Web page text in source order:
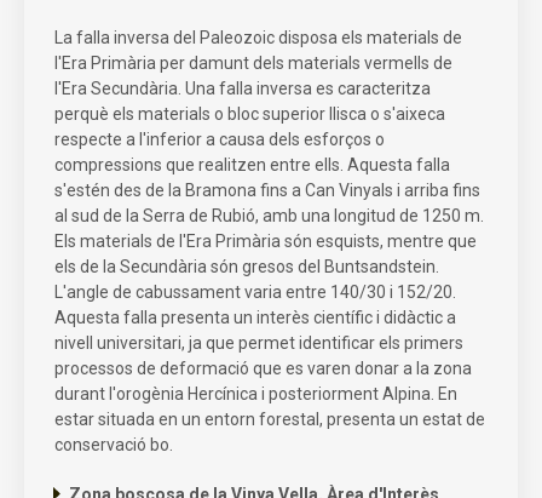
La falla inversa del Paleozoic disposa els materials de
l'Era Primària per damunt dels materials vermells de
l'Era Secundària. Una falla inversa es caracteritza
perquè els materials o bloc superior llisca o s'aixeca
respecte a l'inferior a causa dels esforços o
compressions que realitzen entre ells. Aquesta falla
s'estén des de la Bramona fins a Can Vinyals i arriba fins
al sud de la Serra de Rubió, amb una longitud de 1250 m.
Els materials de l'Era Primària són esquists, mentre que
els de la Secundària són gresos del Buntsandstein.
L'angle de cabussament varia entre 140/30 i 152/20.
Aquesta falla presenta un interès científic i didàctic a
nivell universitari, ja que permet identificar els primers
processos de deformació que es varen donar a la zona
durant l'orogènia Hercínica i posteriorment Alpina. En
estar situada en un entorn forestal, presenta un estat de
conservació bo.